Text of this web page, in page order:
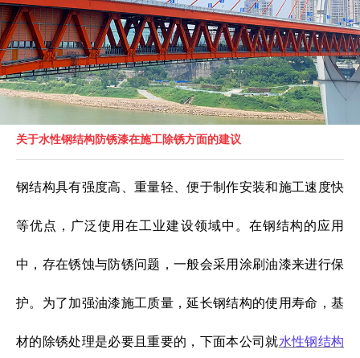
关于水性钢结构防锈漆在施工除锈方面的建议
钢结构具有强度高、重量轻、便于制作安装和施工速度快
等优点，广泛使用在工业建设领域中。在钢结构的应用
中，存在锈蚀与防锈问题，一般会采用涂刷油漆来进行保
护。为了加强油漆施工质量，延长钢结构的使用寿命，基
材的除锈处理是必要且重要的，下面本公司就水性钢结构